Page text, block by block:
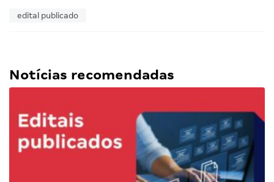
edital publicado
Notícias recomendadas